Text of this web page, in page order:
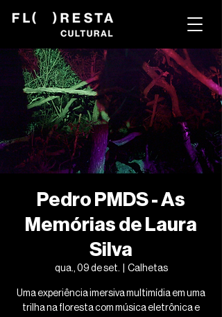
Pedro PMDS - As
Memórias de Laura
Silva
qua., 09 de set. Calhetas
Uma experiência imersiva multimídia em uma
trilha na floresta com música eletrônica e